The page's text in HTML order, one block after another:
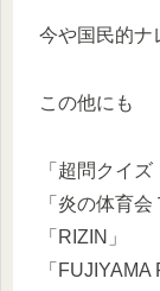
今や国民的ナ
この他にも
「超問クイ
「炎の体育会
「RIZIN」
「FUJIYAMA